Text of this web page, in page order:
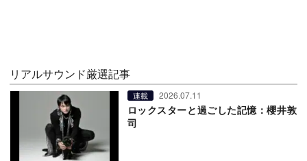
リアルサウンド厳選記事
連載 2026.07.11
ロックスターと過ごした記憶：櫻井敦
司